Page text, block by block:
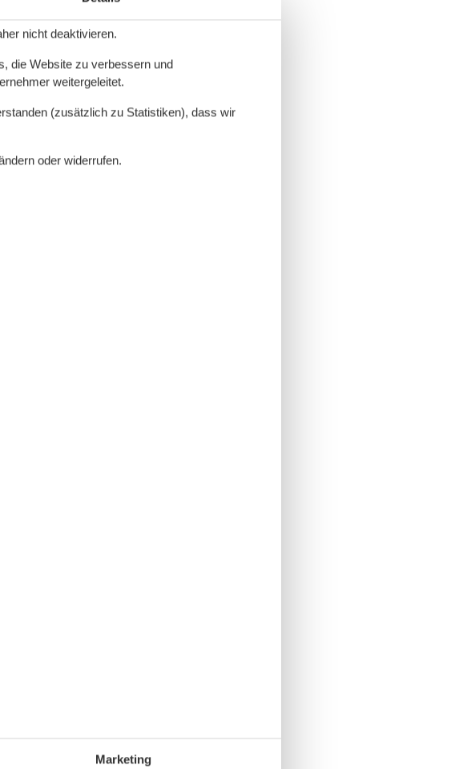
vor dem
WC. Im
einem
SAS &
nicht deaktivieren.
die Website zu verbessern und
weitergeleitet.
(zusätzlich zu Statistiken), dass wir
oder widerrufen.
Marketing